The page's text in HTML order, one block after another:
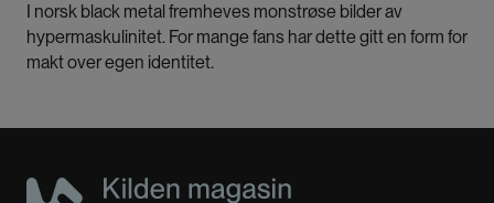
I norsk black metal fremheves monstrøse bilder av
hypermaskulinitet. For mange fans har dette gitt en form for
makt over egen identitet.